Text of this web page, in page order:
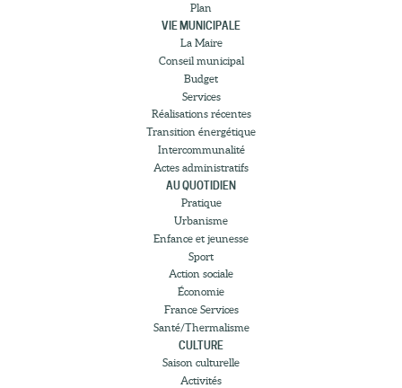
Plan
VIE MUNICIPALE
La Maire
Conseil municipal
Budget
Services
Réalisations récentes
Transition énergétique
Intercommunalité
Actes administratifs
AU QUOTIDIEN
Pratique
Urbanisme
Enfance et jeunesse
Sport
Action sociale
Économie
France Services
Santé/Thermalisme
CULTURE
Saison culturelle
Activités